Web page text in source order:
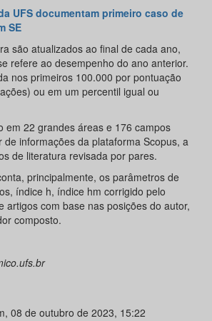
UFS documentam primeiro caso de
SE
são atualizados ao final de cada ano,
refere ao desempenho do ano anterior.
nos primeiros 100.000 por pontuação
ou em um percentil igual ou
em 22 grandes áreas e 176 campos
de informações da plataforma Scopus, a
de literatura revisada por pares.
principalmente, os parâmetros de
índice h, índice hm corrigido pelo
artigos com base nas posições do autor,
composto.
08 de outubro de 2023, 15:22